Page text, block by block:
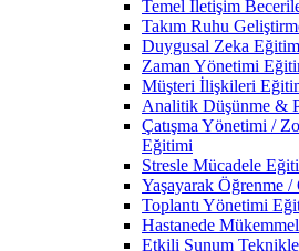
Temel İletişim
Takım Ruhu
Duygusal Zeka
Zaman Yönetimi
Müşteri İlişkileri
Analitik Düşünme &
Çatışma Yönetimi /
Eğitimi
Stresle Mücadele
Yaşayarak Öğrenme
Toplantı Yönetimi
Hastanede
Etkili Sunum